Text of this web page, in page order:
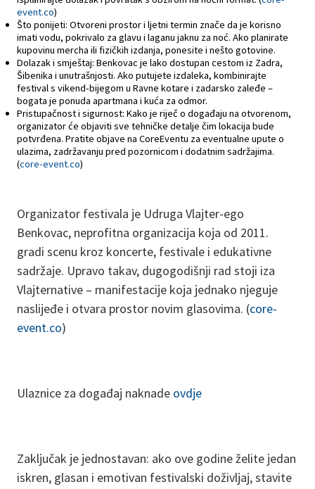
event.co)
Što ponijeti: Otvoreni prostor i ljetni termin znače da je korisno
imati vodu, pokrivalo za glavu i laganu jaknu za noć. Ako planirate
kupovinu mercha ili fizičkih izdanja, ponesite i nešto gotovine.
Dolazak i smještaj: Benkovac je lako dostupan cestom iz Zadra,
Šibenika i unutrašnjosti. Ako putujete izdaleka, kombinirajte
festival s vikend-bijegom u Ravne kotare i zadarsko zaleđe –
bogata je ponuda apartmana i kuća za odmor.
Pristupačnost i sigurnost: Kako je riječ o događaju na otvorenom,
organizator će objaviti sve tehničke detalje čim lokacija bude
potvrđena. Pratite objave na CoreEventu za eventualne upute o
ulazima, zadržavanju pred pozornicom i dodatnim sadržajima.
(core-event.co)
Organizator festivala je Udruga Vlajter-ego
Benkovac, neprofitna organizacija koja od 2011.
gradi scenu kroz koncerte, festivale i edukativne
sadržaje. Upravo takav, dugogodišnji rad stoji iza
Vlajternative – manifestacije koja jednako njeguje
naslijeđe i otvara prostor novim glasovima. (core-
event.co)
Ulaznice za događaj naknade ovdje
Zaključak je jednostavan: ako ove godine želite jedan
iskren, glasan i emotivan festivalski doživljaj, stavite